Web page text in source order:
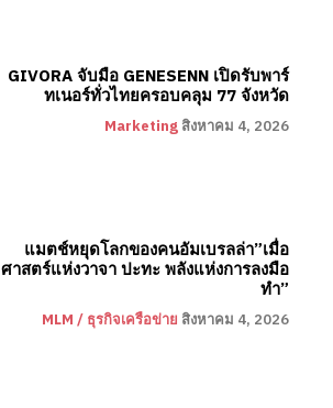
GIVORA จับมือ GENESENN เปิดรับพาร์
ทเนอร์ทั่วไทยครอบคลุม 77 จังหวัด
Marketing สิงหาคม 4, 2026
แมตช์หยุดโลกของคนอัมเบรลล่า”เมื่อ
ศาสตร์แห่งวาจา ปะทะ พลังแห่งการลงมือ
ทำ”
MLM / ธุรกิจเครือข่าย สิงหาคม 4, 2026